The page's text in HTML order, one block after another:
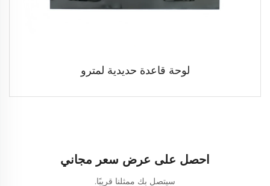
لوحة قاعدة حديدية لمترو
احصل على عرض سعر مجاني
سيتصل بك ممثلنا قريبًا.